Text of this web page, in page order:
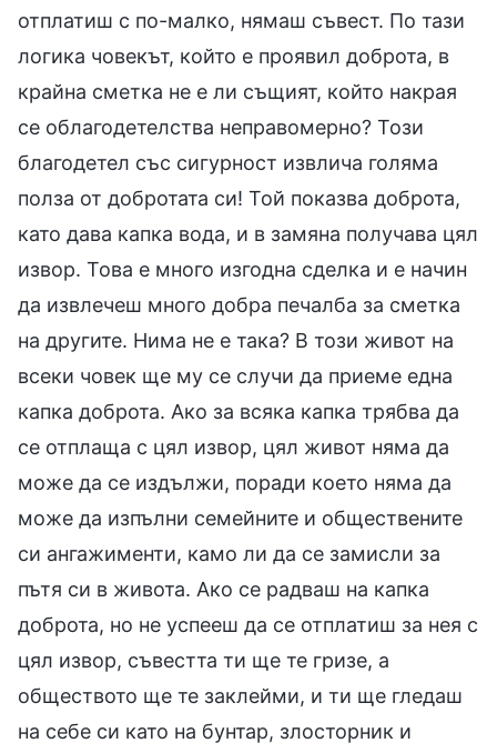
отплатиш с по-малко, нямаш съвест. По тази
логика човекът, който е проявил доброта, в
крайна сметка не е ли същият, който накрая
се облагодетелства неправомерно? Този
благодетел със сигурност извлича голяма
полза от добротата си! Той показва доброта,
като дава капка вода, и в замяна получава цял
извор. Това е много изгодна сделка и е начин
да извлечеш много добра печалба за сметка
на другите. Нима не е така? В този живот на
всеки човек ще му се случи да приеме една
капка доброта. Ако за всяка капка трябва да
се отплаща с цял извор, цял живот няма да
може да се издължи, поради което няма да
може да изпълни семейните и обществените
си ангажименти, камо ли да се замисли за
пътя си в живота. Ако се радваш на капка
доброта, но не успееш да се отплатиш за нея с
цял извор, съвестта ти ще те гризе, а
обществото ще те заклейми, и ти ще гледаш
на себе си като на бунтар, злосторник и